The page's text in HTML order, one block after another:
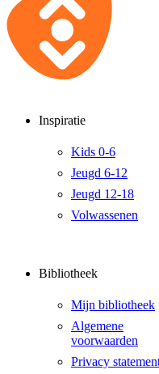
Inspiratie
Kids 0-6
Jeugd 6-12
Jeugd 12-18
Volwassenen
Bibliotheek
Mijn bibliotheek
Algemene
voorwaarden
Privacy